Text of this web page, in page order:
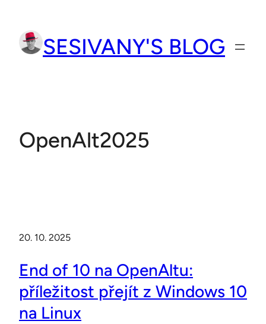
obsah
SESIVANY'S BLOG
OpenAlt2025
20. 10. 2025
End of 10 na OpenAltu:
příležitost přejít z Windows 10
na Linux